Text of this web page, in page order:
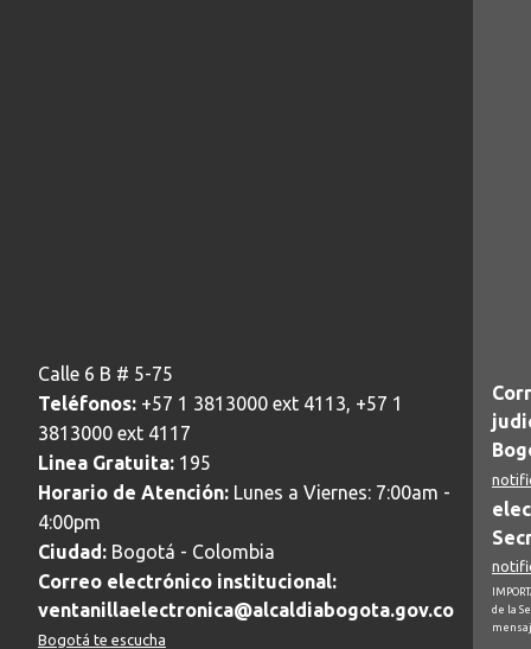
Calle 6 B # 5-75
Teléfonos: +57 1 3813000 ext 4113, +57 1
3813000 ext 4117
Linea Gratuita: 195
Horario de Atención: Lunes a Viernes: 7:00am -
4:00pm
Ciudad: Bogotá - Colombia
Correo electrónico institucional:
ventanillaelectronica@alcaldiabogota.gov.co
Bogotá te escucha
de la